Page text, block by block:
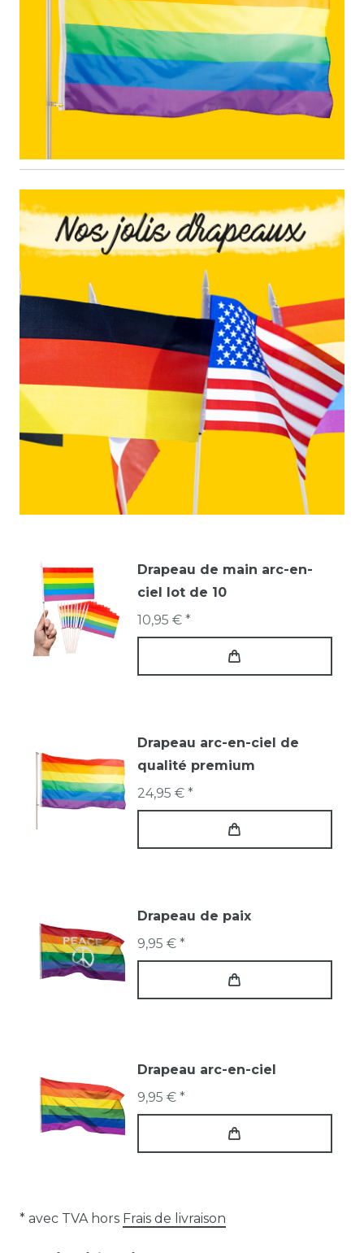
Drapeau de main arc-en-
ciel lot de 10
10,95 € *
Drapeau arc-en-ciel de
qualité premium
24,95 € *
Drapeau de paix
9,95 € *
Drapeau arc-en-ciel
9,95 € *
* avec TVA hors Frais de livraison